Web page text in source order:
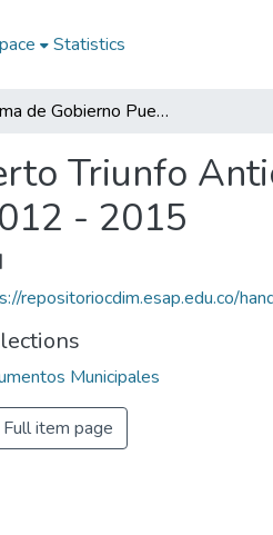
Statistics
Programa de Gobierno Puerto Triunfo Antioquia 2012 - 2015: PG Puerto Triunfo Antioquia 2012 - 2015
Triunfo
- 2015
repositoriocdim.esap.edu.co/
Municipales
Full item page